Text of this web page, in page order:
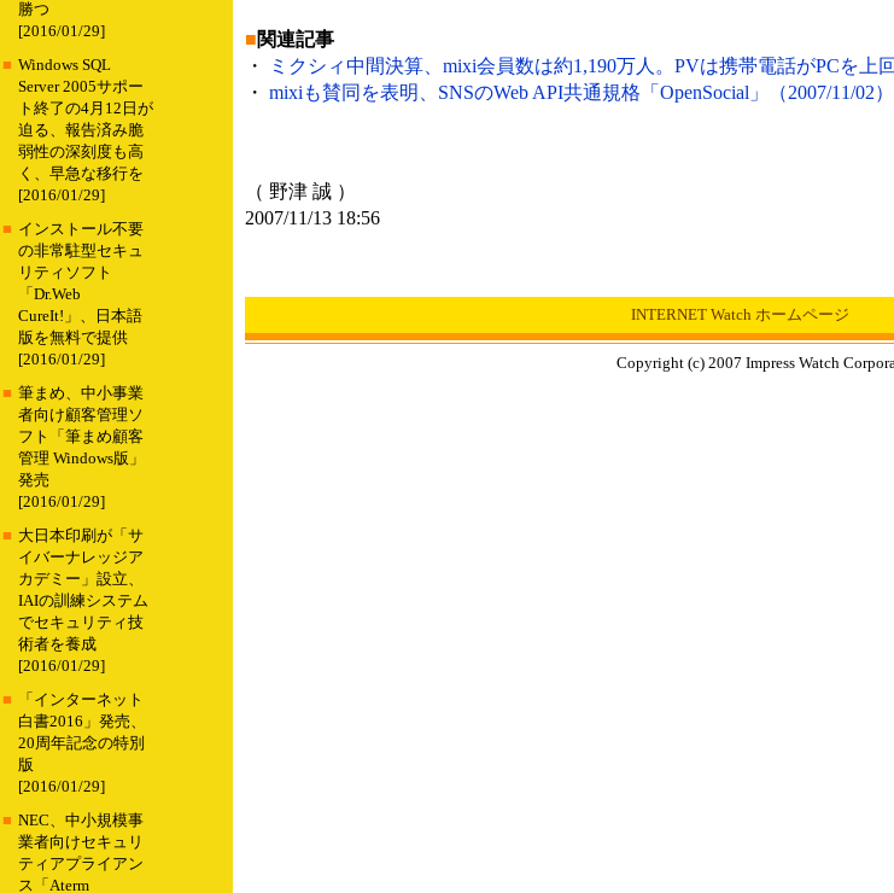
勝つ
[2016/01/29]
■ Windows SQL
Server 2005サポー
ト終了の4月12日が
迫る、報告済み脆
弱性の深刻度も高
く、早急な移行を
[2016/01/29]
■ インストール不要
の非常駐型セキュ
リティソフト
「Dr.Web
CureIt!」、日本語
版を無料で提供
[2016/01/29]
■ 筆まめ、中小事業
者向け顧客管理ソ
フト「筆まめ顧客
管理 Windows版」
発売
[2016/01/29]
■ 大日本印刷が「サ
イバーナレッジア
カデミー」設立、
IAIの訓練システム
でセキュリティ技
術者を養成
[2016/01/29]
■
「インターネット
白書2016」発売、
20周年記念の特別
版
[2016/01/29]
■ NEC、中小規模事
業者向けセキュリ
ティアプライアン
ス「Aterm
■関連記事
・
ミクシィ中間決算、mixi会員数は約1,190万人。PVは携帯電話がPCを上回
・ mixiも賛同を表明、SNSのWeb API共通規格「OpenSocial」（2007/11/02）
（ 野津 誠 ）
2007/11/13 18:56
INTERNET Watch ホームページ
Copyright (c) 2007 Impress Watch